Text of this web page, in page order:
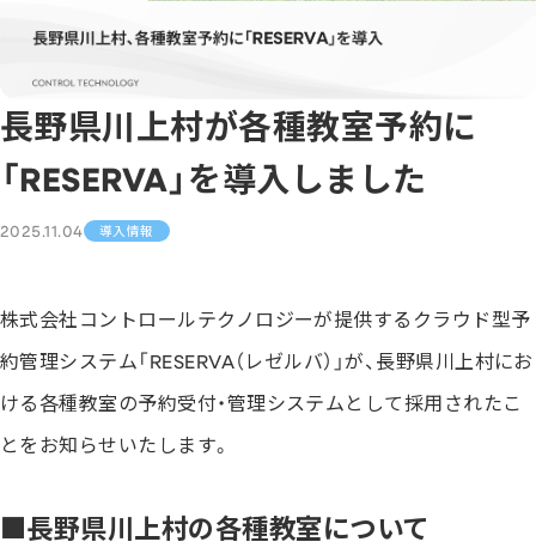
長野県川上村が各種教室予約に
「RESERVA」を導入しました
2025.11.04 導入情報
株式会社コントロールテクノロジーが提供するクラウド型予
約管理システム「RESERVA（レゼルバ）」が、長野県川上村にお
ける各種教室の予約受付・管理システムとして採用されたこ
とをお知らせいたします。
■長野県川上村の各種教室について